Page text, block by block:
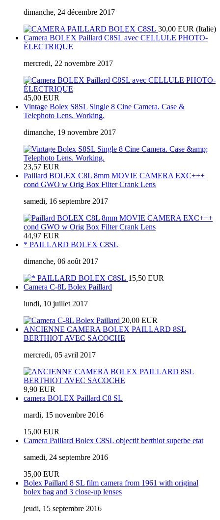
dimanche, 24 décembre 2017
30,00 EUR (Italie)
Camera BOLEX Paillard C8SL avec CELLULE PHOTO-
ÉLECTRIQUE
mercredi, 22 novembre 2017
45,00 EUR
Vintage Bolex S8SL Single 8 Cine Camera. Case &
Telephoto Lens. Working.
dimanche, 19 novembre 2017
23,57 EUR
Paillard BOLEX C8L 8mm MOVIE CAMERA EXC+++
cond GWO w Orig Box Filter Crank Lens
samedi, 16 septembre 2017
44,97 EUR
* PAILLARD BOLEX C8SL
dimanche, 06 août 2017
15,50 EUR
Camera C-8L Bolex Paillard
lundi, 10 juillet 2017
20,00 EUR
ANCIENNE CAMERA BOLEX PAILLARD 8SL
BERTHIOT AVEC SACOCHE
mercredi, 05 avril 2017
9,90 EUR
camera BOLEX Paillard C8 SL
mardi, 15 novembre 2016
15,00 EUR
Camera Paillard Bolex C8SL objectif berthiot superbe etat
samedi, 24 septembre 2016
35,00 EUR
Bolex Paillard 8 SL film camera from 1961 with original
bolex bag and 3 close-up lenses
jeudi, 15 septembre 2016